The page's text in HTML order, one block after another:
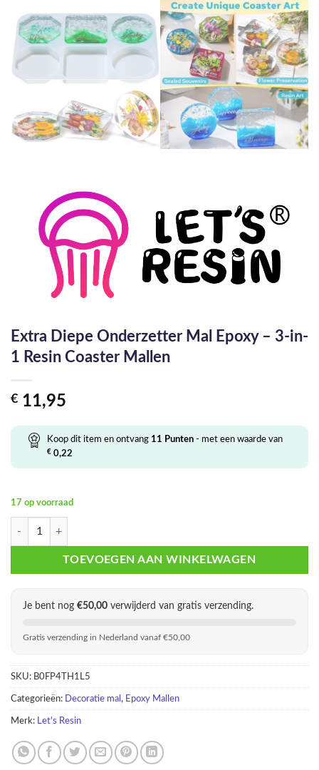
Extra Diepe Onderzetter Mal Epoxy – 3-in-
1 Resin Coaster Mallen
€ 11,95
Koop dit item en ontvang 11 Punten - met een waarde van
€ 0,22
17 op voorraad
Extra Diepe Onderzetter Mal Epoxy – 3-in-1 Resin Coaster Mallen
TOEVOEGEN AAN WINKELWAGEN
Je bent nog €50,00 verwijderd van gratis verzending.
Gratis verzending in Nederland vanaf €50,00
SKU: B0FP4TH1L5
Categorieën: Decoratie mal , Epoxy Mallen
Merk: Let's Resin